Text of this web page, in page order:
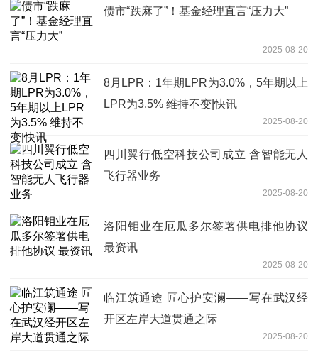
债市“跌麻了”！基金经理直言“压力大”
2025-08-20
8月LPR：1年期LPR为3.0%，5年期以上
LPR为3.5% 维持不变|快讯
2025-08-20
四川翼行低空科技公司成立 含智能无人
飞行器业务
2025-08-20
洛阳钼业在厄瓜多尔签署供电排他协议
最资讯
2025-08-20
临江筑通途 匠心护安澜——写在武汉经
开区左岸大道贯通之际
2025-08-20